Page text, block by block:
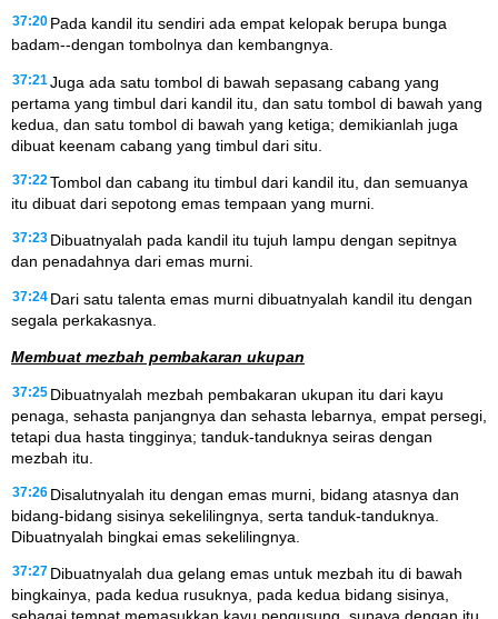
37:20 Pada kandil itu sendiri ada empat kelopak berupa bunga
badam--dengan tombolnya dan kembangnya.
37:21 Juga ada satu tombol di bawah sepasang cabang yang
pertama yang timbul dari kandil itu, dan satu tombol di bawah yang
kedua, dan satu tombol di bawah yang ketiga; demikianlah juga
dibuat keenam cabang yang timbul dari situ.
37:22 Tombol dan cabang itu timbul dari kandil itu, dan semuanya
itu dibuat dari sepotong emas tempaan yang murni.
37:23 Dibuatnyalah pada kandil itu tujuh lampu dengan sepitnya
dan penadahnya dari emas murni.
37:24 Dari satu talenta emas murni dibuatnyalah kandil itu dengan
segala perkakasnya.
Membuat mezbah pembakaran ukupan
37:25 Dibuatnyalah mezbah pembakaran ukupan itu dari kayu
penaga, sehasta panjangnya dan sehasta lebarnya, empat persegi,
tetapi dua hasta tingginya; tanduk-tanduknya seiras dengan
mezbah itu.
37:26 Disalutnyalah itu dengan emas murni, bidang atasnya dan
bidang-bidang sisinya sekelilingnya, serta tanduk-tanduknya.
Dibuatnyalah bingkai emas sekelilingnya.
37:27 Dibuatnyalah dua gelang emas untuk mezbah itu di bawah
bingkainya, pada kedua rusuknya, pada kedua bidang sisinya,